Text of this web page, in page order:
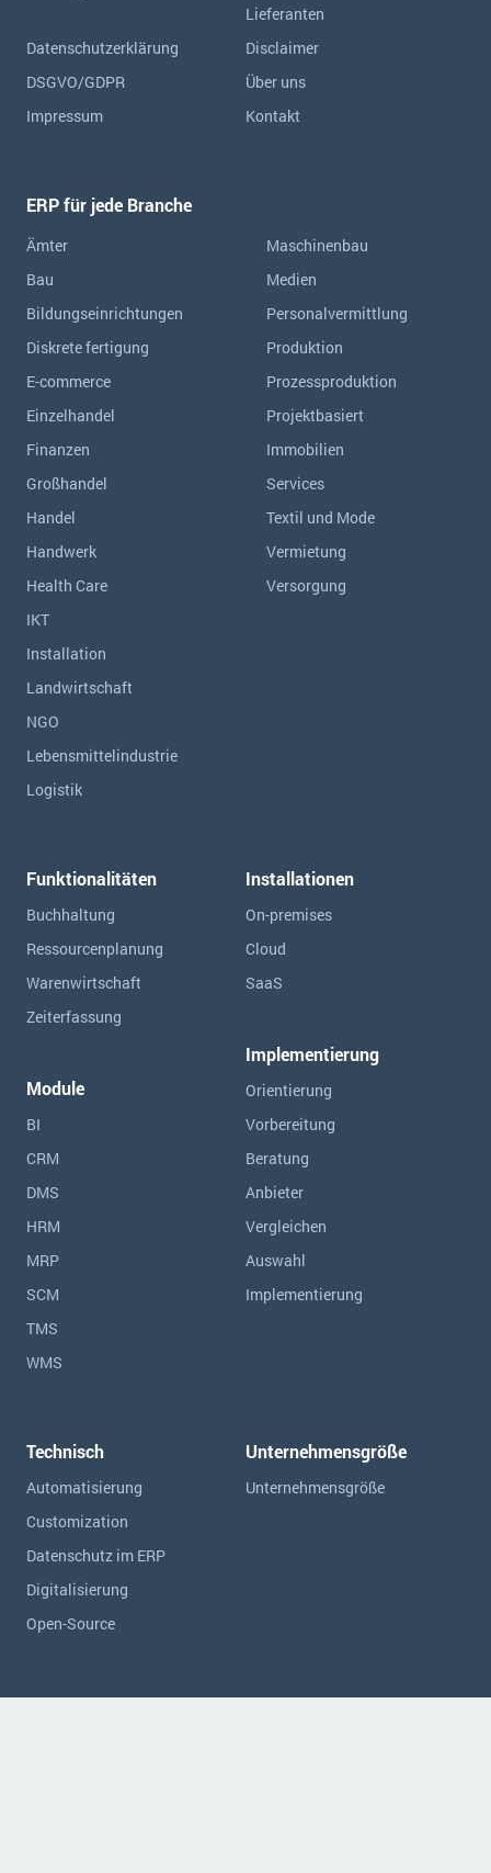
Lieferanten
Datenschutzerklärung
Disclaimer
DSGVO/GDPR
Über uns
Impressum
Kontakt
ERP für jede Branche
Ämter
Bau
Bildungseinrichtungen
Diskrete fertigung
E-commerce
Einzelhandel
Finanzen
Großhandel
Handel
Handwerk
Health Care
IKT
Installation
Landwirtschaft
NGO
Lebensmittelindustrie
Logistik
Maschinenbau
Medien
Personalvermittlung
Produktion
Prozessproduktion
Projektbasiert
Immobilien
Services
Textil und Mode
Vermietung
Versorgung
Funktionalitäten
Buchhaltung
Ressourcen­planung
Warenwirtschaft
Zeiterfassung
Module
BI
CRM
DMS
HRM
MRP
SCM
TMS
WMS
Installationen
On-premises
Cloud
SaaS
Implementierung
Orientierung
Vorbereitung
Beratung
Anbieter
Vergleichen
Auswahl
Implementierung
Technisch
Automatisierung
Customization
Datenschutz im ERP
Digitalisierung
Open-Source
Unternehmensgröße
Unternehmensgröße